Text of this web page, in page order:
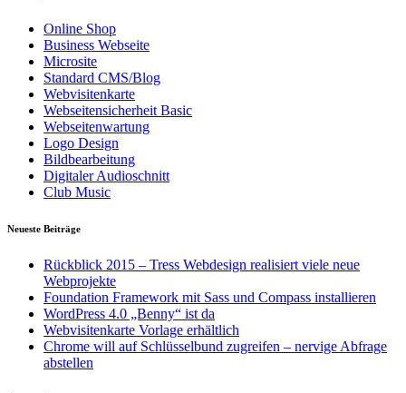
Online Shop
Business Webseite
Microsite
Standard CMS/Blog
Webvisitenkarte
Webseitensicherheit Basic
Webseitenwartung
Logo Design
Bildbearbeitung
Digitaler Audioschnitt
Club Music
Neueste Beiträge
Rückblick 2015 – Tress Webdesign realisiert viele neue
Webprojekte
Foundation Framework mit Sass und Compass installieren
WordPress 4.0 „Benny“ ist da
Webvisitenkarte Vorlage erhältlich
Chrome will auf Schlüsselbund zugreifen – nervige Abfrage
abstellen